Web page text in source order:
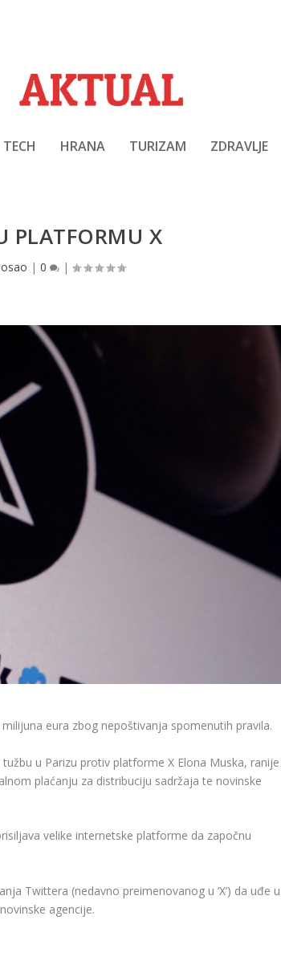
TECH HRANA TURIZAM ZDRAVLJE
PLATFORMU X
|0 |
eura zbog nepoštivanja spomenutih pravila.
u Parizu protiv platforme X Elona Muska, ranije
plaćanju za distribuciju sadržaja te novinske
velike internetske platforme da započnu
Twittera (nedavno preimenovanog u ‘X’) da uđe u
agencije.